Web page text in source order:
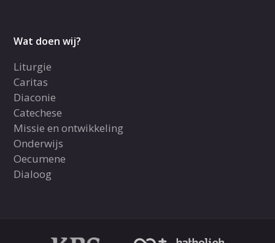
Wat doen wij?
Liturgie
Caritas
Diaconie
Catechese
Missie en ontwikkeling
Onderwijs
Oecumene
Dialoog